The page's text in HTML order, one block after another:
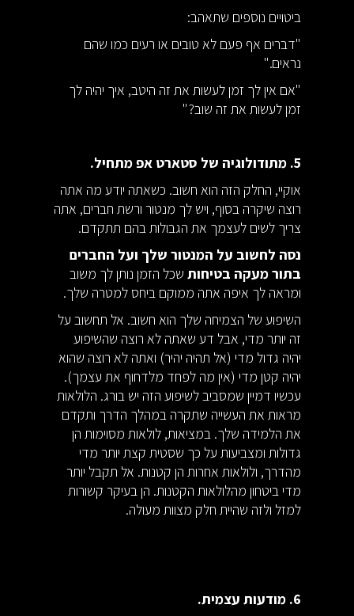
ביטויים נוספים שתאהב:
"דברים אף פעם לא טובים או רעים כמו שהם
נראים."
"אם אין לך זמן לעשות את זה היטב, איך יהיה לך
זמן לעשות את זה שוב?"
5. מתודולוגיה של סטארט אפ מתחיל.
אוקיי, החלק הזה הוא חשוב. כשאתה יודע מה אתה
רוצה שיקרה בסוף, ויש לך מנטור ורשת חברים, אתה
צריך לשים לעצמך את הגבולות בהם תתקדם.
נסה לחשוב על המנטור שלך ועל החברים
בתור מעקה בטיחות שכל הזמן נותן לך משוב
ומראה לך איפה אתה ממוקם ביחס למטרה שלך.
השיפוע של הצמיחה שלך הוא חשוב. אל תחשוב על
זה יותר מדי, אבל דע שאתה לא רוצה שהשיפוע
יהיה גדול מדי (אל תהיה יהיר) ואתה לא רוצה שהוא
יהיה קטן מדי (אין מה לפחד מלדחוף את עצמך).
עכשיו דמיין שמסביב לשיפוע הזה יש בורג. הלולאות
מראות את העשייה שתקרה במהלך הדרך ותקדם
את הלמידה שלך. במציאות, לולאות מסוימות הן
גדולות ומצביעות על כך שסטית קצת יותר מדי
מהדרך, ולולאות אחרות הן קטנות. אל תקבל יותר
מדי ביטחון מהלולאות הקטנות. הן בעיקר קשורות
למזל ולזה שהיית חלק מצוות מעולה.
6. מודעות עצמית.